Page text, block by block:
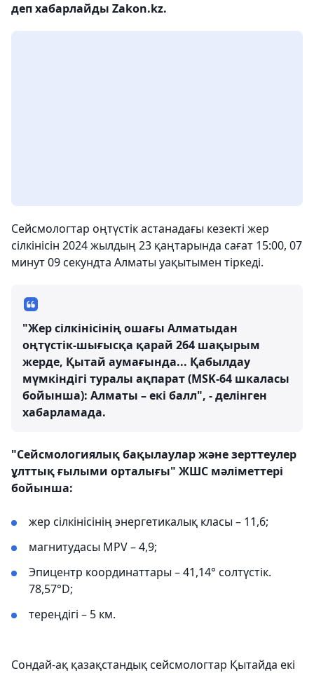
деп хабарлайды Zakon.kz.
Сейсмологтар оңтүстік астанадағы кезекті жер
сілкінісін 2024 жылдың 23 қаңтарында сағат 15:00, 07
минут 09 секундта Алматы уақытымен тіркеді.
"Жер сілкінісінің ошағы Алматыдан
оңтүстік-шығысқа қарай 264 шақырым
жерде, Қытай аумағында... Қабылдау
мүмкіндігі туралы ақпарат (MSK-64 шкаласы
бойынша): Алматы – екі балл", - делінген
хабарламада.
"Сейсмологиялық бақылаулар және зерттеулер
ұлттық ғылыми орталығы" ЖШС мәліметтері
бойынша:
жер сілкінісінің энергетикалық класы – 11,6;
магнитудасы MPV – 4,9;
Эпицентр координаттары – 41,14° солтүстік.
78,57°D;
тереңдігі – 5 км.
Сондай-ақ қазақстандық сейсмологтар Қытайда екі